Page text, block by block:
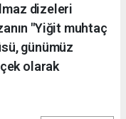
dizeleri
"Yiğit muhtaç
günümüz
olarak